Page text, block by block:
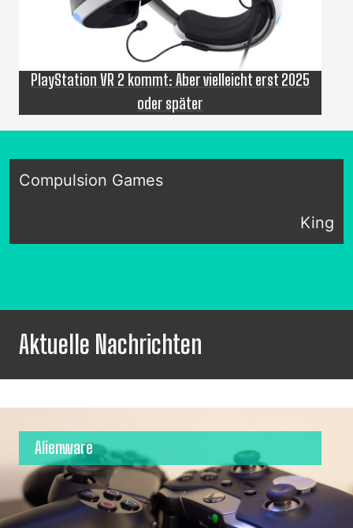
PlayStation VR 2 kommt: Aber vielleicht erst 2025
oder später
Compulsion Games
King
Aktuelle Nachrichten
Alienware